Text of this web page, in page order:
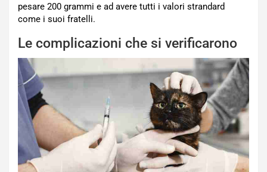
pesare 200 grammi e ad avere tutti i valori strandard
come i suoi fratelli.
Le complicazioni che si verificarono